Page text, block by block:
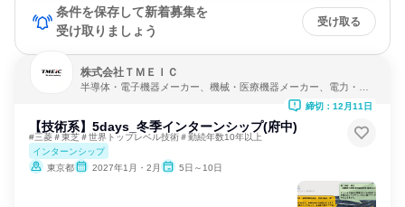
条件を保存して新着募集を
受け取りましょう
受け取る
株式会社ＴＭＥＩＣ
半導体・電子機器メーカー、機械・医療機器メーカー、電力・ガ
【技術系】5days_冬季インターンシップ(府中)
#三菱＃東芝＃世界トップレベル技術＃勤続年数10年以上
インターンシップ
東京都
2027年1月・2月 5日～10日
締切：12月11日